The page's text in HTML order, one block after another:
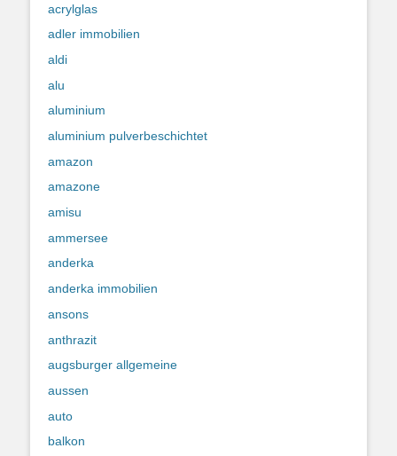
acrylglas
adler immobilien
aldi
alu
aluminium
aluminium pulverbeschichtet
amazon
amazone
amisu
ammersee
anderka
anderka immobilien
ansons
anthrazit
augsburger allgemeine
aussen
auto
balkon